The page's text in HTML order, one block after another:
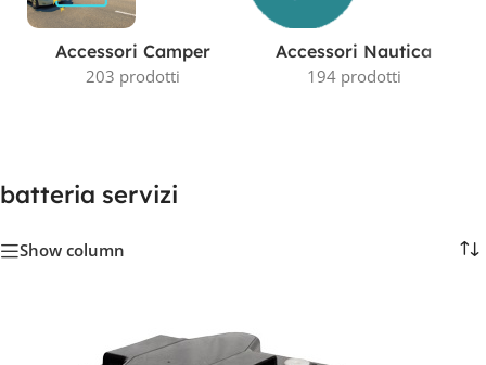
Accessori Camper
203 prodotti
Accessori Nautica
194 prodotti
batteria servizi
Show column